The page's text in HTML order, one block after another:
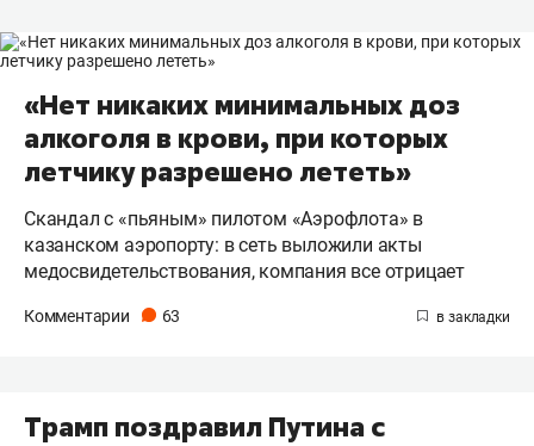
«Нет никаких минимальных доз
алкоголя в крови, при которых
летчику разрешено лететь»
Скандал с «пьяным» пилотом «Аэрофлота» в
казанском аэропорту: в сеть выложили акты
медосвидетельствования, компания все отрицает
Комментарии 63
Трамп поздравил Путина с